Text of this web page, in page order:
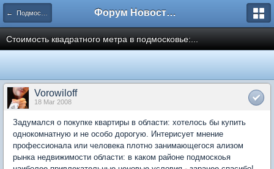
← Подмосковье Форум Новостройки
Стоимость квадратного метра в подмосковье:...
Vorowiloff
18 Mar 2008
Задумался о покупке квартиры в области: хотелось бы купить
однокомнатную и не особо дорогую. Интерисует мнение
профессионала или человека плотно занимающегося ализом
рынка недвижимости области: в каком районе подмоскоья